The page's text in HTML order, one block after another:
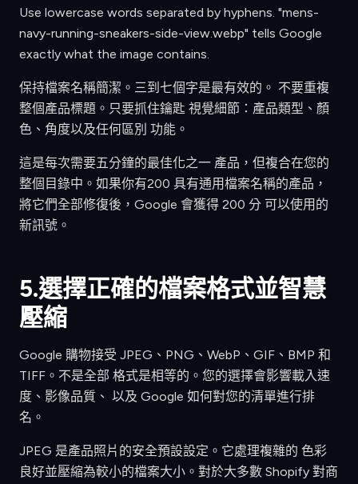
Use lowercase words separated by hyphens. "mens-
navy-running-sneakers-side-view.webp" tells Google
exactly what the image contains.
保持檔案名稱簡潔。三到七個字是最有效的。 不要重複
整個產品標題。只要抓住鑰匙 視覺細節：產品類型、顏
色、角度以及任何區別 功能。
這是每次需要五分鐘的最佳化之一 產品，但複合在您的
整個目錄中。如果你有200 具有通用檔案名稱的產品，
將它們全部修復後，Google 會獲得 200 分 可以使用的
新訊號。
5.選擇正確的檔案格式並智慧
壓縮
Google 購物接受 JPEG、PNG、WebP、GIF、BMP 和
TIFF。不是全部 格式是相等的。您的選擇會影響載入速
度、影像品質、 以及 Google 如何對您的清單進行排
名。
JPEG 是產品照片的安全預設設定。它處理複雜的 色彩
良好並壓縮為較小的檔案大小。對於大多數 Shopify 對商